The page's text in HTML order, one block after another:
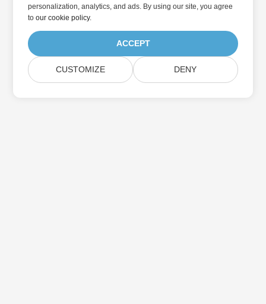
personalization, analytics, and ads. By using our site, you agree
toour cookie policy.
ACCEPT
CUSTOMIZE DENY